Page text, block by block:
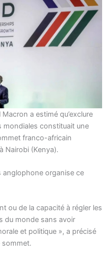
a estimé qu’exclure
mondiales constituait une
franco-africain
Nairobi (Kenya).
anglophone organise ce
ou de la capacité à régler les
du monde sans avoir
et politique », a précisé
sommet.